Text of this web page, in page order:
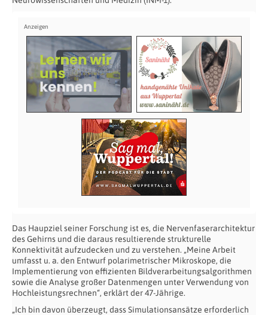
Das Haupziel seiner Forschung ist es, die Nervenfaserarchitektur
des Gehirns und die daraus resultierende strukturelle
Konnektivität aufzudecken und zu verstehen. „Meine Arbeit
umfasst u. a. den Entwurf polarimetrischer Mikroskope, die
Implementierung von effizienten Bildverarbeitungsalgorithmen
sowie die Analyse großer Datenmengen unter Verwendung von
Hochleistungsrechnen“, erklärt der 47-Jährige.
„Ich bin davon überzeugt, dass Simulationsansätze erforderlich